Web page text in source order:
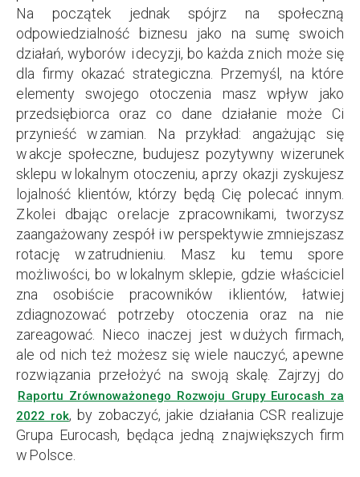
Na początek jednak spójrz na społeczną
odpowiedzialność biznesu jako na sumę swoich
działań, wyborów i decyzji, bo każda z nich może się
dla firmy okazać strategiczna. Przemyśl, na które
elementy swojego otoczenia masz wpływ jako
przedsiębiorca oraz co dane działanie może Ci
przynieść w zamian. Na przykład: angażując się
w akcje społeczne, budujesz pozytywny wizerunek
sklepu w lokalnym otoczeniu, a przy okazji zyskujesz
lojalność klientów, którzy będą Cię polecać innym.
Z kolei dbając o relacje z pracownikami, tworzysz
zaangażowany zespół i w perspektywie zmniejszasz
rotację w zatrudnieniu. Masz ku temu spore
możliwości, bo w lokalnym sklepie, gdzie właściciel
zna osobiście pracowników i klientów, łatwiej
zdiagnozować potrzeby otoczenia oraz na nie
zareagować. Nieco inaczej jest w dużych firmach,
ale od nich też możesz się wiele nauczyć, a pewne
rozwiązania przełożyć na swoją skalę. Zajrzyj do
Raportu Zrównoważonego Rozwoju Grupy Eurocash za
2022 rok, by zobaczyć, jakie działania CSR realizuje
Grupa Eurocash, będąca jedną z największych firm
w Polsce.